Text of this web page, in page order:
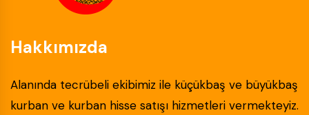
Hakkımızda
Alanında tecrübeli ekibimiz ile küçükbaş ve büyükbaş
kurban ve kurban hisse satışı hizmetleri vermekteyiz.